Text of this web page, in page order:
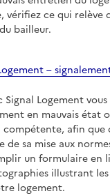
vérifiez ce qui relève
bailleur.
–
Signal Logement
en mauvais état
afin que
de sa mise aux
un formulaire en
illustrant
logement.